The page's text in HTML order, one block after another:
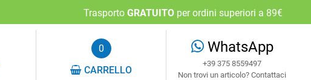
Trasporto GRATUITO per ordini superiori a 89€
0
CARRELLO
WhatsApp
+39 375 8559497
Non trovi un articolo? Contattaci